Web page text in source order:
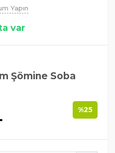
Yapın
var
Şömine Soba
%25